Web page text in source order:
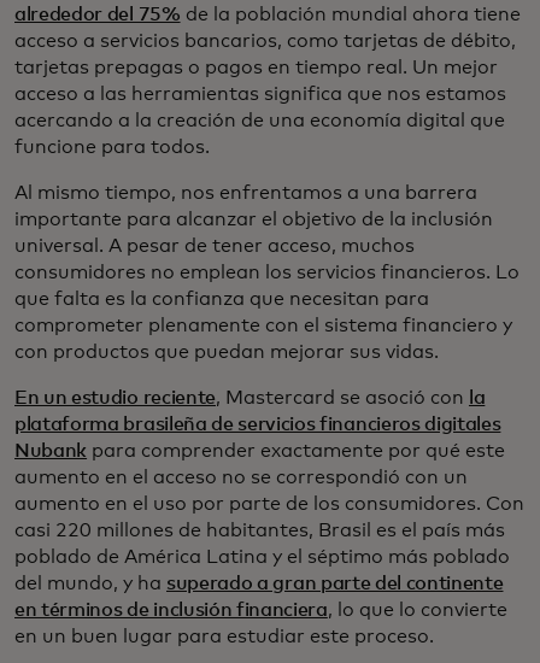
alrededor del 75% de la población mundial ahora tiene
acceso a servicios bancarios, como tarjetas de débito,
tarjetas prepagas o pagos en tiempo real. Un mejor
acceso a las herramientas significa que nos estamos
acercando a la creación de una economía digital que
funcione para todos.
Al mismo tiempo, nos enfrentamos a una barrera
importante para alcanzar el objetivo de la inclusión
universal. A pesar de tener acceso, muchos
consumidores no emplean los servicios financieros. Lo
que falta es la confianza que necesitan para
comprometer plenamente con el sistema financiero y
con productos que puedan mejorar sus vidas.
En un estudio reciente, Mastercard se asoció con
la
plataforma brasileña de servicios financieros digitales
Nubank para comprender exactamente por qué este
aumento en el acceso no se correspondió con un
aumento en el uso por parte de los consumidores. Con
casi 220 millones de habitantes, Brasil es el país más
poblado de América Latina y el séptimo más poblado
del mundo, y ha superado a gran parte del continente
en términos de inclusión financiera, lo que lo convierte
en un buen lugar para estudiar este proceso.